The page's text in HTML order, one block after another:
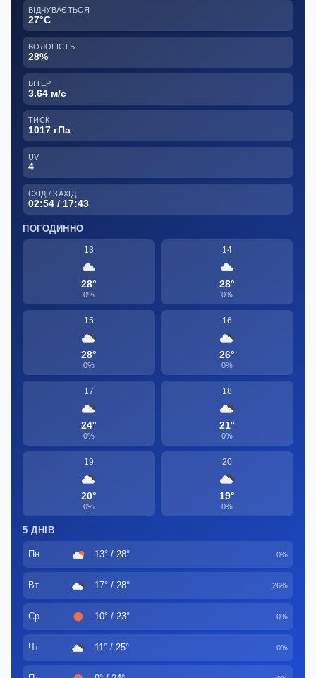
ВІДЧУВАЄТЬСЯ
27°C
ВОЛОГІСТЬ
28%
ВІТЕР
3.64 м/с
ТИСК
1017 гПа
UV
4
СХІД / ЗАХІД
02:54 / 17:43
ПОГОДИННО
13
28°
0%
14
28°
0%
15
28°
0%
16
26°
0%
17
24°
0%
18
21°
0%
19
20°
0%
20
19°
0%
5 ДНІВ
Пн 13° / 28° 0%
Вт 17° / 28° 26%
Ср 10° / 23° 0%
Чт 11° / 25° 0%